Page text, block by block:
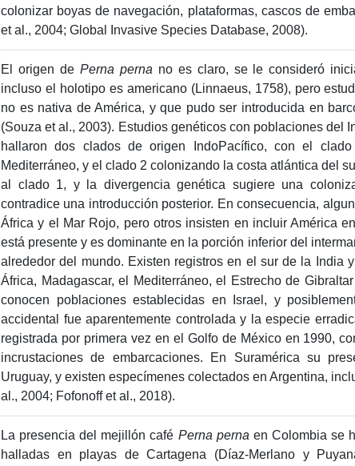
colonizar boyas de navegación, plataformas, cascos de
et al., 2004; Global Invasive Species Database, 2008).
El origen de Perna perna no es claro, se le consideró
incluso el holotipo es americano (Linnaeus, 1758), pero
no es nativa de América, y que pudo ser introducida en
(Souza et al., 2003). Estudios genéticos con poblaciones del
hallaron dos clados de origen IndoPacífico, con el
Mediterráneo, y el clado 2 colonizando la costa atlántica del
al clado 1, y la divergencia genética sugiere una
contradice una introducción posterior. En consecuencia,
África y el Mar Rojo, pero otros insisten en incluir América
está presente y es dominante en la porción inferior del
alrededor del mundo. Existen registros en el sur de la India
África, Madagascar, el Mediterráneo, el Estrecho de
conocen poblaciones establecidas en Israel, y
accidental fue aparentemente controlada y la especie
registrada por primera vez en el Golfo de México en 1990,
incrustaciones de embarcaciones. En Suramérica su
Uruguay, y existen especímenes colectados en Argentina,
al., 2004; Fofonoff et al., 2018).
La presencia del mejillón café Perna perna en Colombia se
halladas en playas de Cartagena (Díaz-Merlano y